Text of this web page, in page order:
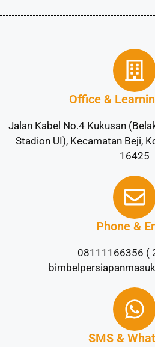
Office &
Jalan Kabel No.4 Kukusan
Stadion UI), Kecamatan Beji,
16425
Phone &
08111166356 (
SMS &